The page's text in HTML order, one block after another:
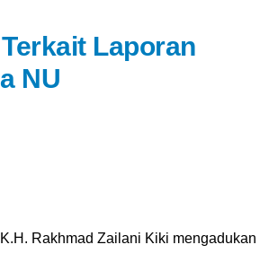
Laporan
NU
Rakhmad Zailani Kiki mengadukan